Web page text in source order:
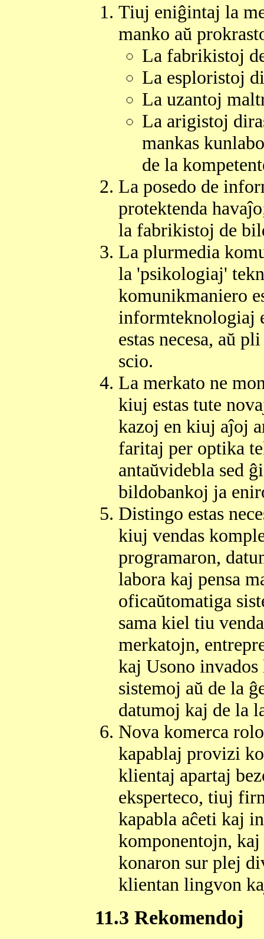
Tiuj eniĝintaj la
manko aŭ
La fabrikistoj
La esploristoj
La uzantoj
La arigistoj
mankas
de la
La posedo de
protektenda
la fabrikistoj de
La plurmedia
la 'psikologiaj'
komunikmaniero
informteknologiaj
estas necesa, aŭ
scio.
La merkato ne
kiuj estas tute
kazoj en kiuj aĵoj
faritaj per optika
antaŭvidebla sed
bildobankoj ja
Distingo estas
kiuj vendas
programaron,
labora kaj pensa
oficaŭtomatiga
sama kiel tiu
merkatojn,
kaj Usono
sistemoj aŭ de la
datumoj kaj de la
Nova komerca
kapablaj provizi
klientaj apartaj
eksperteco, tiuj
kapabla aĉeti kaj
komponentojn,
konaron sur plej
klientan lingvon
11.3 Rekomendoj